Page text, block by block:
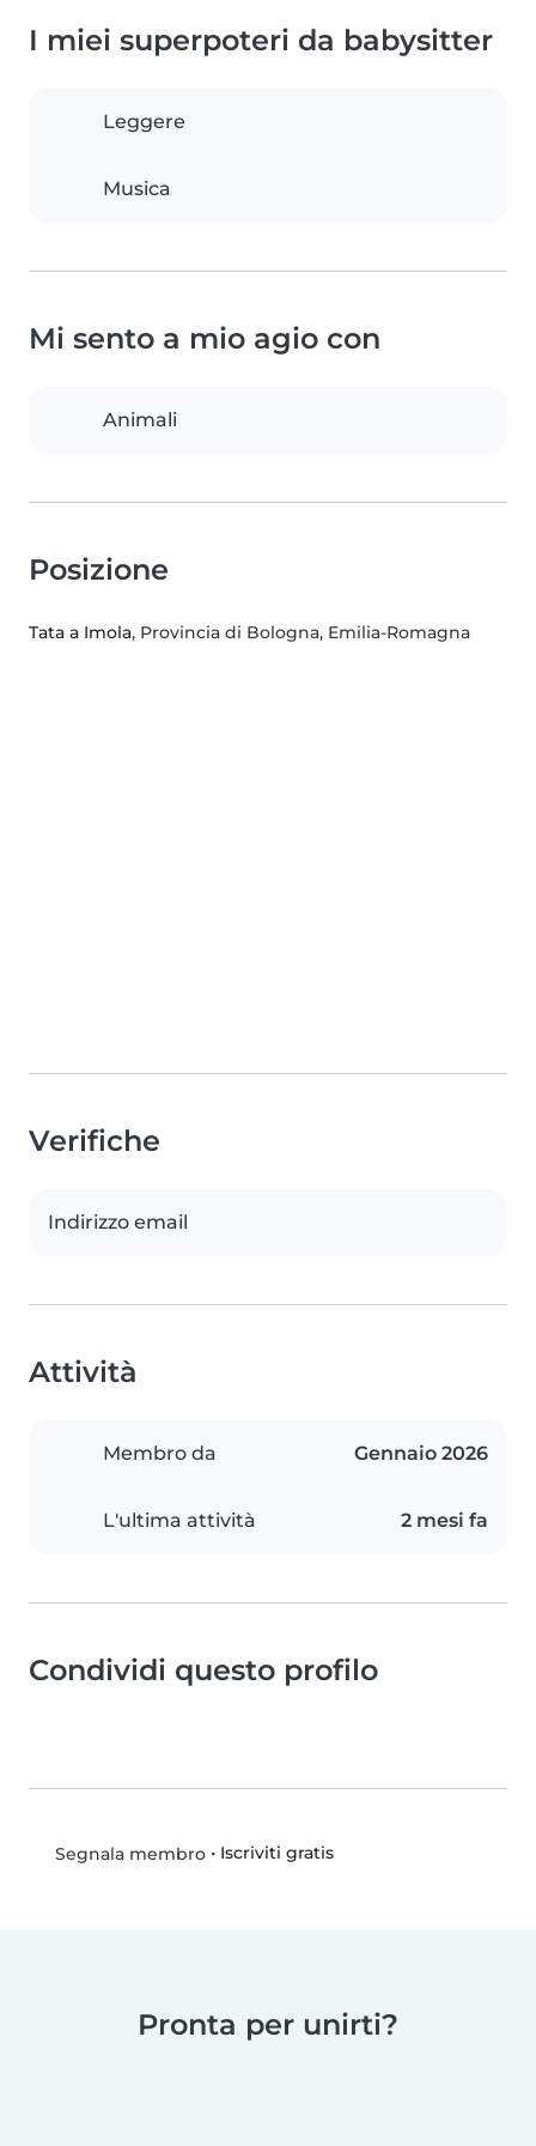
I miei superpoteri da babysitter
Leggere
Musica
Mi sento a mio agio con
Animali
Posizione
Tata a Imola, Provincia di Bologna, Emilia-Romagna
Verifiche
Indirizzo email
Attività
Membro da Gennaio 2026
L'ultima attività 2 mesi fa
Condividi questo profilo
Segnala membro• Iscriviti gratis
Pronta per unirti?